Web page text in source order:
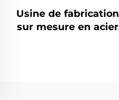
Usine de fabrication
sur mesure en acier